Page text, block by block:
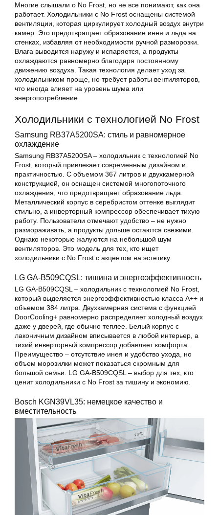
Многие слышали о No Frost, но не все понимают, как она
работает. Холодильники с No Frost оснащены системой
вентиляции, которая циркулирует холодный воздух внутри
камер. Это предотвращает образование инея и льда на
стенках, избавляя от необходимости ручной разморозки.
Влага выводится наружу и испаряется, а продукты
охлаждаются равномерно благодаря постоянному
движению воздуха. Такая технология делает уход за
холодильником проще, но требует работы вентиляторов,
что иногда влияет на уровень шума или
энергопотребление.
Холодильники с технологией No Frost
Samsung RB37A5200SA: стиль и равномерное
охлаждение
Samsung RB37A5200SA – холодильник с технологией No
Frost, который привлекает современным дизайном и
практичностью. С объемом 367 литров и двухкамерной
конструкцией, он оснащен системой многопоточного
охлаждения, что предотвращает образование льда.
Металлический корпус в серебристом оттенке выглядит
стильно, а инверторный компрессор обеспечивает тихую
работу. Пользователи отмечают удобство – не нужно
размораживать, а продукты дольше остаются свежими.
Однако некоторые жалуются на небольшой шум
вентиляторов. Это модель для тех, кто ищет
холодильники с No Frost с акцентом на эстетику.
LG GA-B509CQSL: тишина и энергоэффективность
LG GA-B509CQSL – холодильник с технологией No Frost,
который выделяется энергоэффективностью класса A++ и
объемом 384 литра. Двухкамерная система с функцией
DoorCooling+ равномерно распределяет холодный воздух
даже у дверей, где обычно теплее. Белый корпус с
лаконичным дизайном вписывается в любой интерьер, а
тихий инверторный компрессор добавляет комфорта.
Преимущество – отсутствие инея и удобство ухода, но
объем морозилки может показаться скромным для
большой семьи. LG GA-B509CQSL – выбор для тех, кто
ценит холодильники с No Frost за тишину и экономию.
Bosch KGN39VL35: немецкое качество и
вместительность